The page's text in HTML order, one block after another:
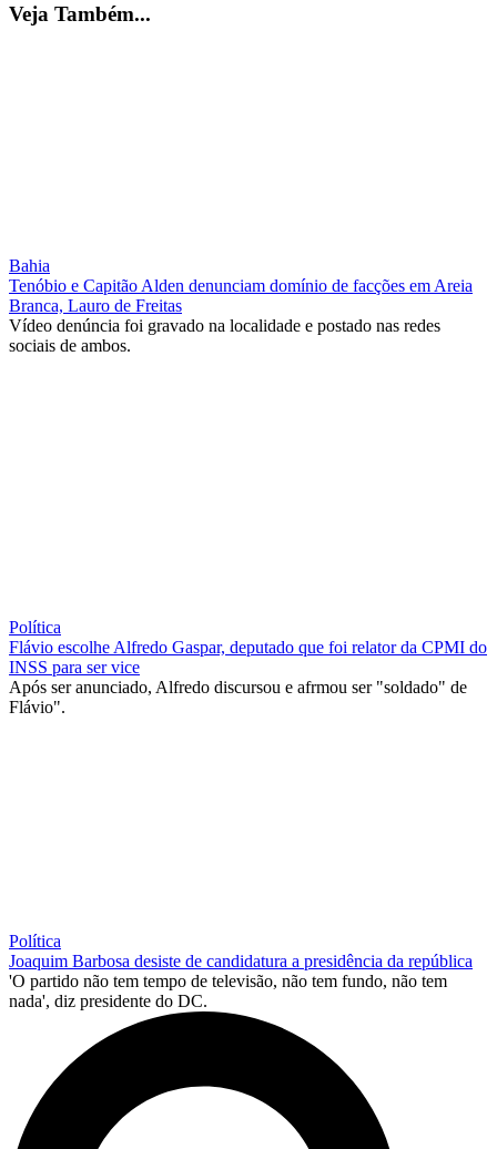
Veja Também...
Bahia
Tenóbio e Capitão Alden denunciam domínio de facções em Areia
Branca, Lauro de Freitas
Vídeo denúncia foi gravado na localidade e postado nas redes
sociais de ambos.
Política
Flávio escolhe Alfredo Gaspar, deputado que foi relator da CPMI do
INSS para ser vice
Após ser anunciado, Alfredo discursou e afrmou ser "soldado" de
Flávio".
Política
Joaquim Barbosa desiste de candidatura a presidência da república
'O partido não tem tempo de televisão, não tem fundo, não tem
nada', diz presidente do DC.